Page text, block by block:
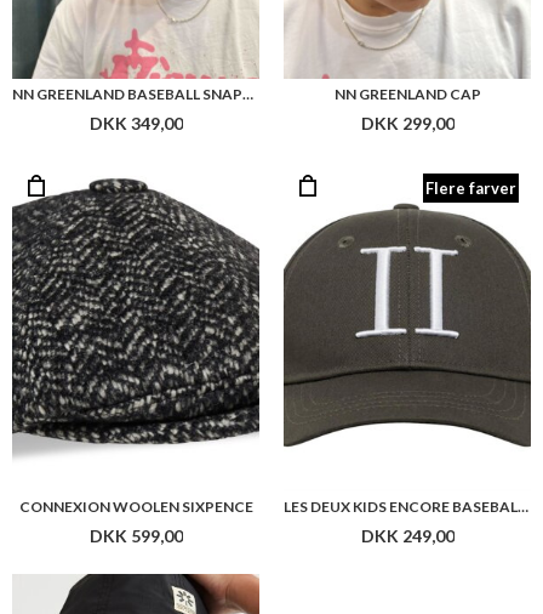
NN GREENLAND BASEBALL SNAPBACK
DKK 349,00
NN GREENLAND CAP
DKK 299,00
CONNEXION WOOLEN SIXPENCE
DKK 599,00
Flere farver
LES DEUX KIDS ENCORE BASEBALL CAP
DKK 249,00